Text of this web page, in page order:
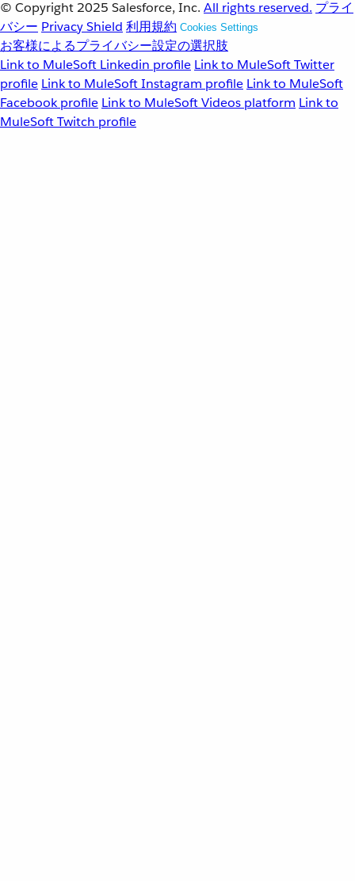
© Copyright 2025 Salesforce, Inc. All rights reserved. プライ
バシー Privacy Shield 利用規約 Cookies Settings
お客様によるプライバシー設定の選択肢
Link to MuleSoft Linkedin profile Link to MuleSoft Twitter
profile Link to MuleSoft Instagram profile Link to MuleSoft
Facebook profile Link to MuleSoft Videos platform Link to
MuleSoft Twitch profile